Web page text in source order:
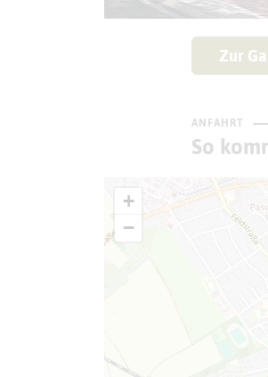
Zur
ANFAHRT
So
+
−